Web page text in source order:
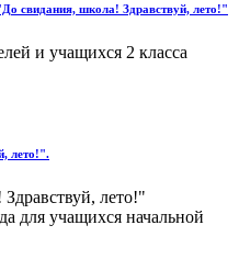
свидания, школа! Здравствуй, лето!"
и учащихся 2 класса
лето!".
лето!"
для учащихся начальной